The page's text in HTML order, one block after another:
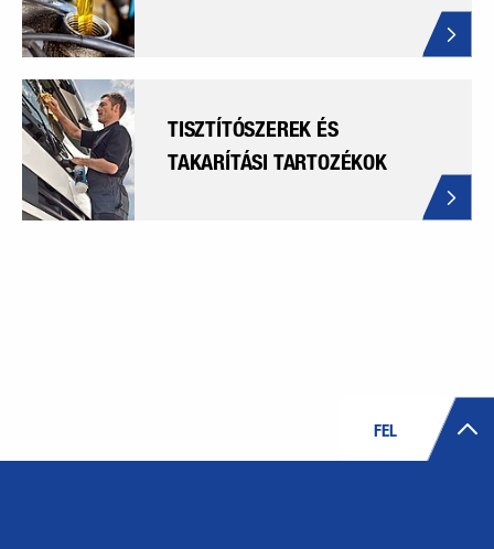
TISZTÍTÓSZEREK ÉS
TAKARÍTÁSI TARTOZÉKOK
FEL